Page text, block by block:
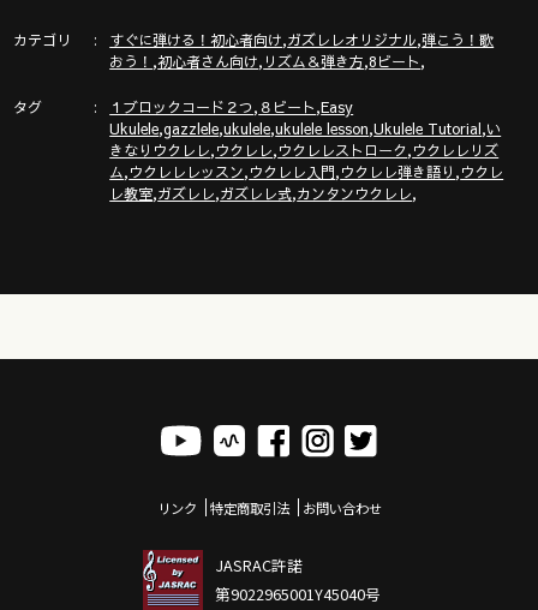
【公式】ガズレレホームページ！！
ガズレレのアプリ「ガズレシピ」スタート！
https://gazzlele.com/gazzrecipe/
カテゴリ すぐに弾ける！初心者向け,ガズレレオリジナル,弾こう！歌
おう！ ,初心者さん向け, リズム＆弾き方,8ビート,
タグ １ブロックコード２つ, ８ビート,Easy
Ukulele,gazzlele,ukulele,ukulele lesson,Ukulele Tutorial,い
きなりウクレレ,ウクレレ,ウクレレストローク,ウクレレリズ
ム,ウクレレレッスン,ウクレレ入門,ウクレレ弾き語り ,ウクレ
レ教室,ガズレレ,ガズレレ式,カンタンウクレレ,
リンク 特定商取引法 お問い合わせ
JASRAC許諾
第9022965001Y45040号